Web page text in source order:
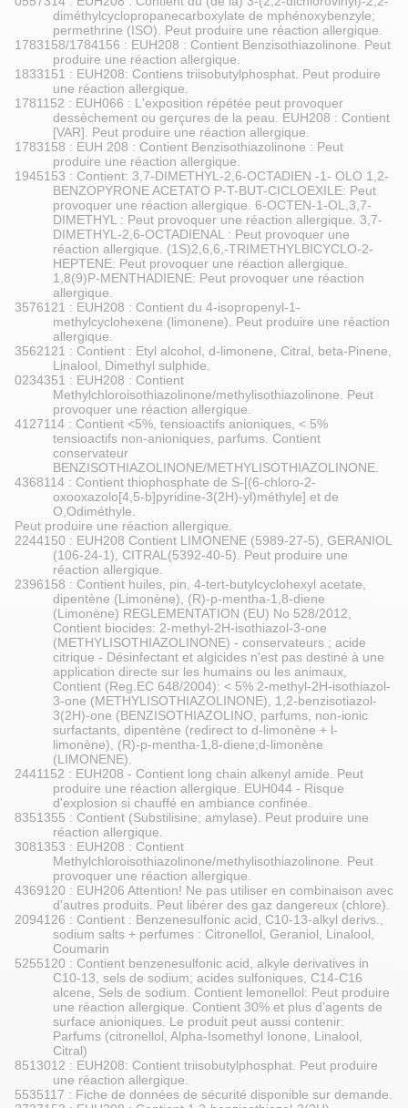
diméthylcyclopropanecarboxylate de mphénoxybenzyle;
permethrine (ISO). Peut produire une réaction allergique.
1783158/1784156 : EUH208 : Contient Benzisothiazolinone. Peut
produire une réaction allergique.
1833151 : EUH208: Contiens triisobutylphosphat. Peut produire
une réaction allergique.
1781152 : EUH066 : L'exposition répétée peut provoquer
dessèchement ou gerçures de la peau. EUH208 : Contient
[VAR]. Peut produire une réaction allergique.
1783158 : EUH 208 : Contient Benzisothiazolinone : Peut
produire une réaction allergique.
1945153 : Contient: 3,7-DIMETHYL-2,6-OCTADIEN -1- OLO 1,2-
BENZOPYRONE ACETATO P-T-BUT-CICLOEXILE: Peut
provoquer une réaction allergique. 6-OCTEN-1-OL,3,7-
DIMETHYL : Peut provoquer une réaction allergique. 3,7-
DIMETHYL-2,6-OCTADIENAL : Peut provoquer une
réaction allergique. (1S)2,6,6,-TRIMETHYLBICYCLO-2-
HEPTENE: Peut provoquer une réaction allergique.
1,8(9)P-MENTHADIENE: Peut provoquer une réaction
allergique.
3576121 : EUH208 : Contient du 4-isopropenyl-1-
methylcyclohexene (limonene). Peut produire une réaction
allergique.
3562121 : Contient : Etyl alcohol, d-limonene, Citral, beta-Pinene,
Linalool, Dimethyl sulphide.
0234351 : EUH208 : Contient
Methylchloroisothiazolinone/methylisothiazolinone. Peut
provoquer une réaction allergique.
4127114 : Contient <5%, tensioactifs anioniques, < 5%
tensioactifs non-anioniques, parfums. Contient
conservateur
BENZISOTHIAZOLINONE/METHYLISOTHIAZOLINONE.
4368114 : Contient thiophosphate de S-[(6-chloro-2-
oxooxazolo[4,5-b]pyridine-3(2H)-yl)méthyle] et de
O,Odiméthyle.
Peut produire une réaction allergique.
2244150 : EUH208 Contient LIMONENE (5989-27-5), GERANIOL
(106-24-1), CITRAL(5392-40-5). Peut produire une
réaction allergique.
2396158 : Contient huiles, pin, 4-tert-butylcyclohexyl acetate,
dipentène (Limonène), (R)-p-mentha-1,8-diene
(Limonène) REGLEMENTATION (EU) No 528/2012,
Contient biocides: 2-methyl-2H-isothiazol-3-one
(METHYLISOTHIAZOLINONE) - conservateurs ; acide
citrique - Désinfectant et algicides n'est pas destiné à une
application directe sur les humains ou les animaux,
Contient (Reg.EC 648/2004): < 5% 2-methyl-2H-isothiazol-
3-one (METHYLISOTHIAZOLINONE), 1,2-benzisotiazol-
3(2H)-one (BENZISOTHIAZOLINO, parfums, non-ionic
surfactants, dipentène (redirect to d-limonène + l-
limonène), (R)-p-mentha-1,8-diene;d-limonène
(LIMONENE).
2441152 : EUH208 - Contient long chain alkenyl amide. Peut
produire une réaction allergique. EUH044 - Risque
d'explosion si chauffé en ambiance confinée.
8351355 : Contient (Substilisine; amylase). Peut produire une
réaction allergique.
3081353 : EUH208 : Contient
Methylchloroisothiazolinone/methylisothiazolinone. Peut
provoquer une réaction allergique.
4369120 : EUH206 Attention! Ne pas utiliser en combinaison avec
d'autres produits. Peut libérer des gaz dangereux (chlore).
2094126 : Contient : Benzenesulfonic acid, C10-13-alkyl derivs.,
sodium salts + perfumes : Citronellol, Geraniol, Linalool,
Coumarin
5255120 : Contient benzenesulfonic acid, alkyle derivatives in
C10-13, sels de sodium; acides sulfoniques, C14-C16
alcene, Sels de sodium. Contient lemonellol: Peut produire
une réaction allergique. Contient 30% et plus d’agents de
surface anioniques. Le produit peut aussi contenir:
Parfums (citronellol, Alpha-Isomethyl Ionone, Linalool,
Citral)
8513012 : EUH208: Contient triisobutylphosphat. Peut produire
une réaction allergique.
5535117 : Fiche de données de sécurité disponible sur demande.